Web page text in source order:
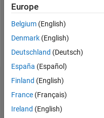
0
Follow
Tableau de bord
Statistiques
Europe
Belgium (English)
Denmark (English)
Deutschland (Deutsch)
España (Español)
Finland (English)
France (Français)
Ireland (English)